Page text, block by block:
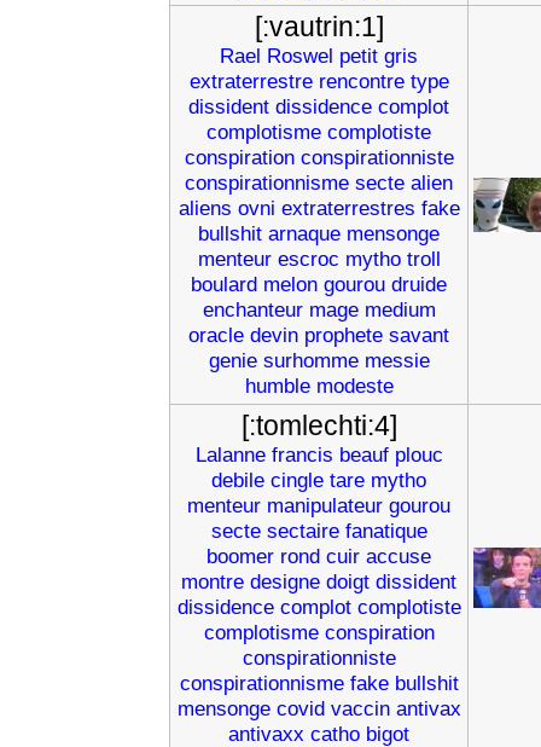
[:vautrin:1]
Rael Roswel petit gris
extraterrestre rencontre type
dissident dissidence complot
complotisme complotiste
conspiration conspirationniste
conspirationnisme secte alien
aliens ovni extraterrestres fake
bullshit arnaque mensonge
menteur escroc mytho troll
boulard melon gourou druide
enchanteur mage medium
oracle devin prophete savant
genie surhomme messie
humble modeste
[:tomlechti:4]
Lalanne francis beauf plouc
debile cingle tare mytho
menteur manipulateur gourou
secte sectaire fanatique
boomer rond cuir accuse
montre designe doigt dissident
dissidence complot complotiste
complotisme conspiration
conspirationniste
conspirationnisme fake bullshit
mensonge covid vaccin antivax
antivaxx catho bigot